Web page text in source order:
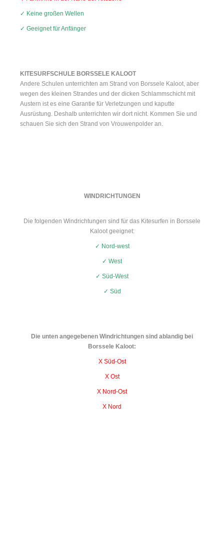
✓ Keine großen Wellen
✓ Geeignet für Anfänger
KITESURFSCHULE BORSSELE KALOOT
Andere Schulen unterrichten am Strand von Borssele Kaloot, aber
wegen des kleinen Strandes und der dicken Schlammschicht mit
Austern ist es eine Garantie für Verletzungen und kaputte
Ausrüstung. Deshalb unterrichten wir dort nicht. Kommen Sie und
schauen Sie sich den Strand von Vrouwenpolder an.
WINDRICHTUNGEN
Die folgenden Windrichtungen sind für das Kitesurfen in Borssele
Kaloot geeignet:
✓ Nord-west
✓ West
✓ Süd-West
✓ Süd
Die unten angegebenen Windrichtungen sind ablandig bei
Borssele Kaloot:
X Süd-Ost
X Ost
X Nord-Ost
X Nord